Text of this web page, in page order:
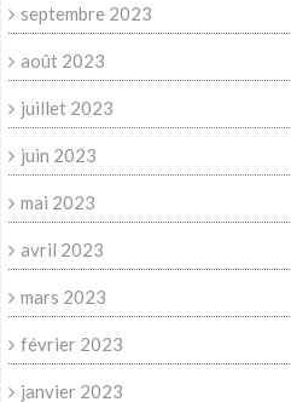
septembre 2023
août 2023
juillet 2023
juin 2023
mai 2023
avril 2023
mars 2023
février 2023
janvier 2023